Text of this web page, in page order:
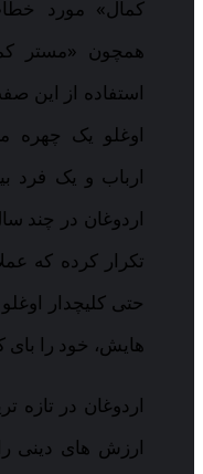
کمال» مورد
همچون «مستر
استفاده از این
اوغلو یک چهره
ارباب و یک فرد
اردوغان در چند
تکرار کرده که
حتی کلیچدار
هایش، خود را بای
اردوغان در تازه
ارزش های دینی